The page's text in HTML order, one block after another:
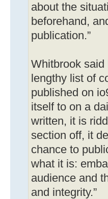
about the
beforehand,
publication.”
Whitbrook said
lengthy list of
published on
itself to on a
written, it is
section off, it
chance to
what it is:
audience and
and integrity.”